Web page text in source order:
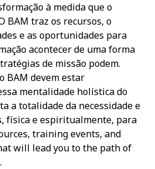
à medida que o
BAM traz os recursos, o
e as oportunidades para
acontecer de uma forma
de missão podem.
BAM devem estar
mentalidade holística do
a totalidade da necessidade e
física e espiritualmente, para
training events, and
will lead you to the path of